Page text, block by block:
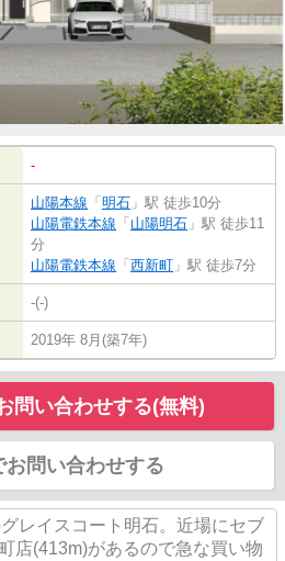
-
山陽本線 「 明石 」駅 徒歩10分
山陽電鉄本線 「 山陽明石 」駅 徒歩11
分
山陽電鉄本線 「 西新町 」駅 徒歩7分
-(-)
2019年 8月(築7年)
問い合わせする(無料)
お問い合わせする
レイスコート明石。近場にセブ
店(413m)があるので急な買い物